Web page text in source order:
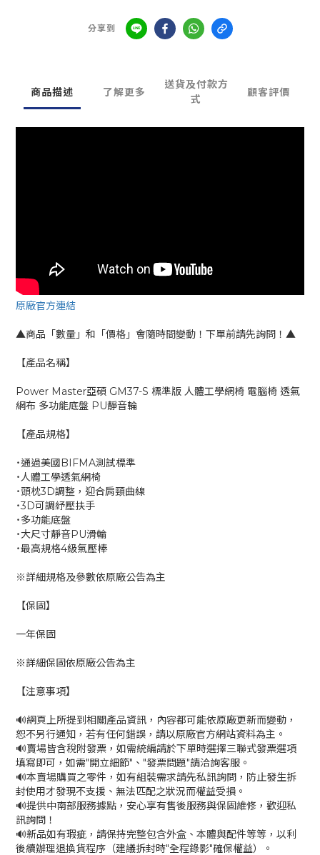
分享到
商品描述 了解更多
送貨及付款方
式
顧客評價
原廠官方連結
▲商品「數量」和「價格」會隨時間變動！下單前請先詢問！▲
【產品名稱】
Power Master亞碩 GM37-S 標準版 人體工學網椅 電腦椅 透氣
網布 多功能底盤 PU靜音輪
【產品規格】
˙通過美國BIFMA測試標準
˙人體工學透氣網椅
˙頭枕3D調整，迎合肩頸曲線
˙3D可調紓壓扶手
˙多功能底盤
˙大尺寸靜音PU滑輪
˙最高規格4級氣壓棒
※詳細規格及參數依原廠公告為主
【保固】
一年保固
※詳細保固依原廠公告為主
【注意事項】
🔊網頁上所提到相關產品資訊，內容都可能依原廠更新而變動，
恕不另行通知，若有任何錯誤，請以原廠官方網站資料為主。
🔊賣場皆含稅附發票，如需統編請於下單時選擇三聯式發票選項
填寫即可，如需"開立細節"、"發票問題"請洽詢客服。
🔊本賣場購買之零件，如有組裝需求請先私訊詢問，防止發生拆
封使用才發現不支援、無法匹配之狀況而權益受損。
🔊提供中南部服務據點，安心享有售後服務與保固維修，歡迎私
訊詢問！
🔊新品如有瑕疵，請保持完整包含外盒、本體與配件等等，以利
後續辦理退換貨程序（建議拆封時"全程錄影"確保權益）。